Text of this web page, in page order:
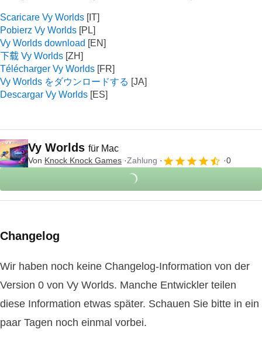
Scaricare Vy Worlds
Pobierz Vy Worlds
Vy Worlds download
下载 Vy Worlds
Télécharger Vy Worlds
Vy Worlds をダウンロードする
Descargar Vy Worlds
Vy Worlds für Mac
Von Knock Knock Games Zahlung 0
Changelog
Wir haben noch keine Changelog-Information von der
Version 0 von Vy Worlds. Manche Entwickler teilen
diese Information etwas später. Schauen Sie bitte in ein
paar Tagen noch einmal vorbei.